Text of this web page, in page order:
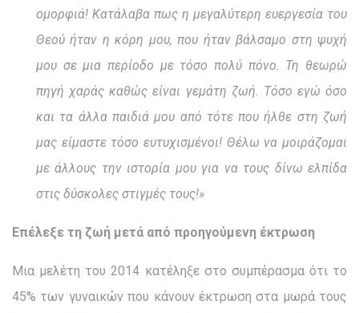
ομορφιά! Κατάλαβα πως η μεγαλύτερη ευεργεσία του
Θεού ήταν η κόρη μου, που ήταν βάλσαμο στη ψυχή
μου σε μια περίοδο με τόσο πολύ πόνο. Τη θεωρώ
πηγή χαράς καθώς είναι γεμάτη ζωή. Τόσο εγώ όσο
και τα άλλα παιδιά μου από τότε που ήλθε στη ζωή
μας είμαστε τόσο ευτυχισμένοι! Θέλω να μοιράζομαι
με άλλους την ιστορία μου για να τους δίνω ελπίδα
στις δύσκολες στιγμές τους!»
Επέλεξε τη ζωή μετά από προηγούμενη έκτρωση
Μια μελέτη του 2014 κατέληξε στο συμπέρασμα ότι το
45% των γυναικών που κάνουν έκτρωση στα μωρά τους